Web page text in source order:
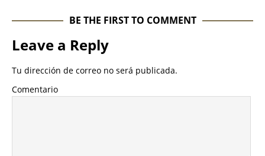
BE THE FIRST TO COMMENT
Leave a Reply
Tu dirección de correo no será publicada.
Comentario